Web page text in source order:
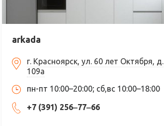
arkada
г. Красноярск, ул. 60 лет Октября, д.
109а
пн-пт 10:00–20:00; сб,вс 10:00–18:00
+7 (391) 256‒77‒66